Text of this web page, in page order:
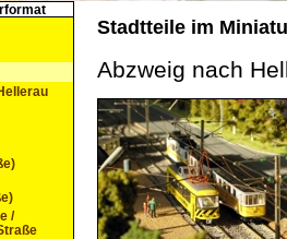
Stadtteile im
Abzweig nach
/